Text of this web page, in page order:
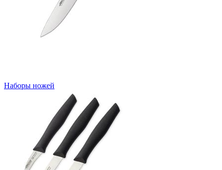
Наборы ножей